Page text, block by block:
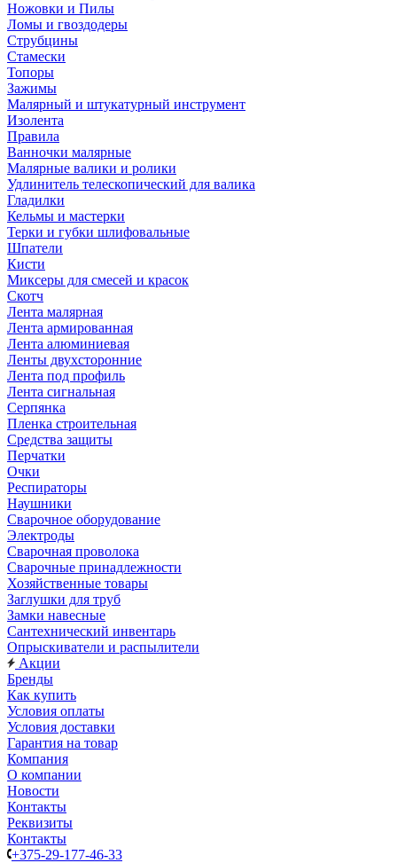
Ножовки и Пилы
Ломы и гвоздодеры
Струбцины
Стамески
Топоры
Зажимы
Малярный и штукатурный инструмент
Изолента
Правила
Ванночки малярные
Малярные валики и ролики
Удлинитель телескопический для валика
Гладилки
Кельмы и мастерки
Терки и губки шлифовальные
Шпатели
Кисти
Миксеры для смесей и красок
Скотч
Лента малярная
Лента армированная
Лента алюминиевая
Ленты двухсторонние
Лента под профиль
Лента сигнальная
Серпянка
Пленка строительная
Средства защиты
Перчатки
Очки
Респираторы
Наушники
Сварочное оборудование
Электроды
Сварочная проволока
Сварочные принадлежности
Хозяйственные товары
Заглушки для труб
Замки навесные
Сантехнический инвентарь
Опрыскиватели и распылители
Акции
Бренды
Как купить
Условия оплаты
Условия доставки
Гарантия на товар
Компания
О компании
Новости
Контакты
Реквизиты
Контакты
+375-29-177-46-33